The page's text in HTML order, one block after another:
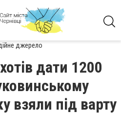
джерело
дати 1200
взяли під варту